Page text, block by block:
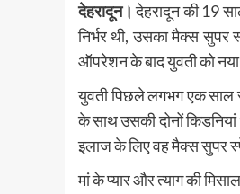
देहरादून।देहरादून की 19
निर्भर थी, उसका मैक्स सुपर
ऑपरेशन के बाद युवती को नया
युवती पिछले लगभग एक साल
के साथ उसकी दोनों
इलाज के लिए वह मैक्स सुपर
मां के प्यार और त्याग की